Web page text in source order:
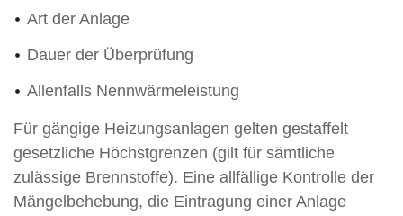
Art der Anlage
Dauer der Überprüfung
Allenfalls Nennwärmeleistung
Für gängige Heizungsanlagen gelten gestaffelt
gesetzliche Höchstgrenzen (gilt für sämtliche
zulässige Brennstoffe). Eine allfällige Kontrolle der
Mängelbehebung, die Eintragung einer Anlage